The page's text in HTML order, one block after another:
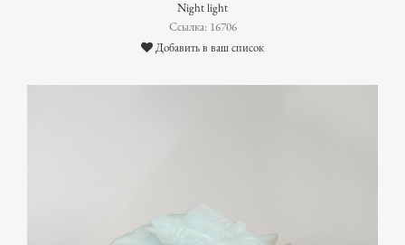
Night light
Ссылка: 16706
Добавить в ваш список